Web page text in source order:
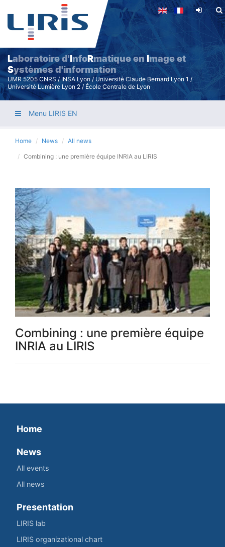
Skip
main
content
Laboratoire d'InfoRmatique enImage et
Systèmes d'information
UMR 5205 CNRS / INSA Lyon / Université Claude Bernard Lyon 1 /
Université Lumière Lyon 2 / École Centrale de Lyon
Menu LIRIS EN
Home News All news
Combining : une première équipe INRIA au LIRIS
Combining : une première équipe
INRIA au LIRIS
Home
News
All events
All news
Presentation
LIRIS lab
LIRIS organizational chart